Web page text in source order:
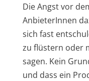
Die Angst vor
AnbieterInnen
sich fast
zu flüstern oder
sagen. Kein
und dass ein